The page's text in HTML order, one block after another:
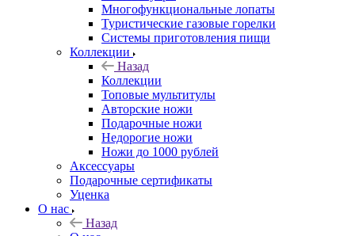
Многофункциональные лопаты
Туристические газовые горелки
Системы приготовления пищи
Коллекции
Назад
Коллекции
Топовые мультитулы
Авторские ножи
Подарочные ножи
Недорогие ножи
Ножи до 1000 рублей
Аксессуары
Подарочные сертификаты
Уценка
О нас
Назад